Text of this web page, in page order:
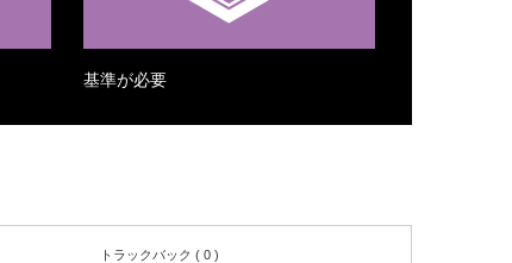
基準が必要
トラックバック ( 0 )